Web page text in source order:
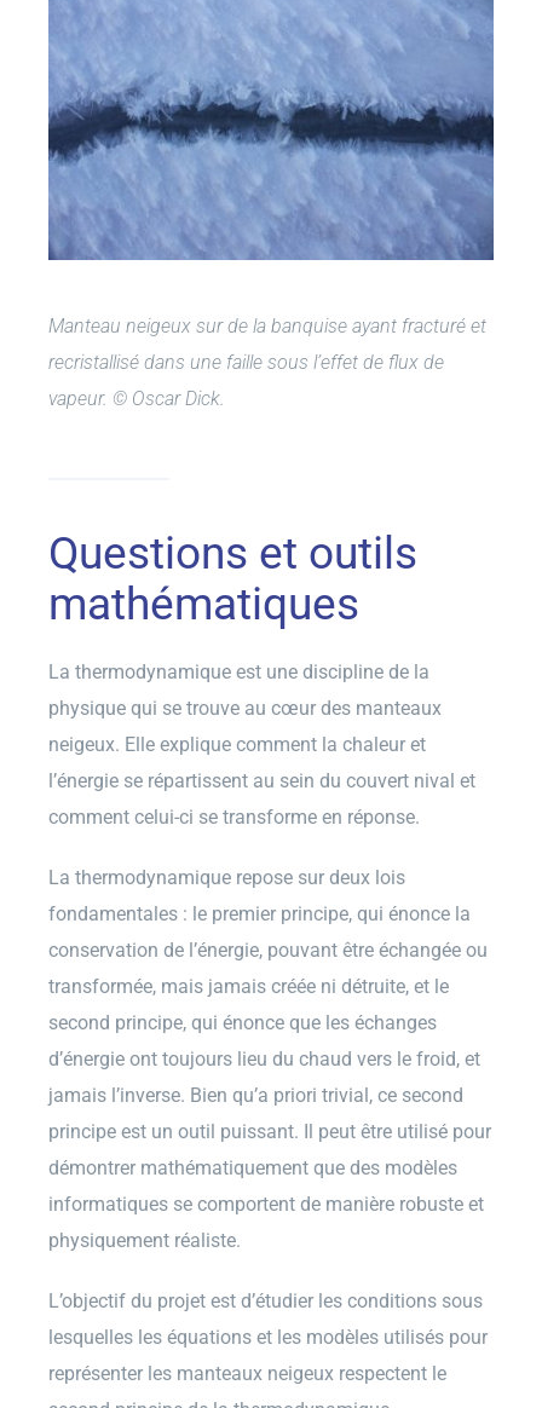
Manteau neigeux sur de la banquise ayant fracturé et
recristallisé dans une faille sous l’effet de flux de
vapeur. © Oscar Dick.
Questions et outils
mathématiques
La thermodynamique est une discipline de la
physique qui se trouve au cœur des manteaux
neigeux. Elle explique comment la chaleur et
l’énergie se répartissent au sein du couvert nival et
comment celui-ci se transforme en réponse.
La thermodynamique repose sur deux lois
fondamentales : le premier principe, qui énonce la
conservation de l’énergie, pouvant être échangée ou
transformée, mais jamais créée ni détruite, et le
second principe, qui énonce que les échanges
d’énergie ont toujours lieu du chaud vers le froid, et
jamais l’inverse. Bien qu’a priori trivial, ce second
principe est un outil puissant. Il peut être utilisé pour
démontrer mathématiquement que des modèles
informatiques se comportent de manière robuste et
physiquement réaliste.
L’objectif du projet est d’étudier les conditions sous
lesquelles les équations et les modèles utilisés pour
représenter les manteaux neigeux respectent le